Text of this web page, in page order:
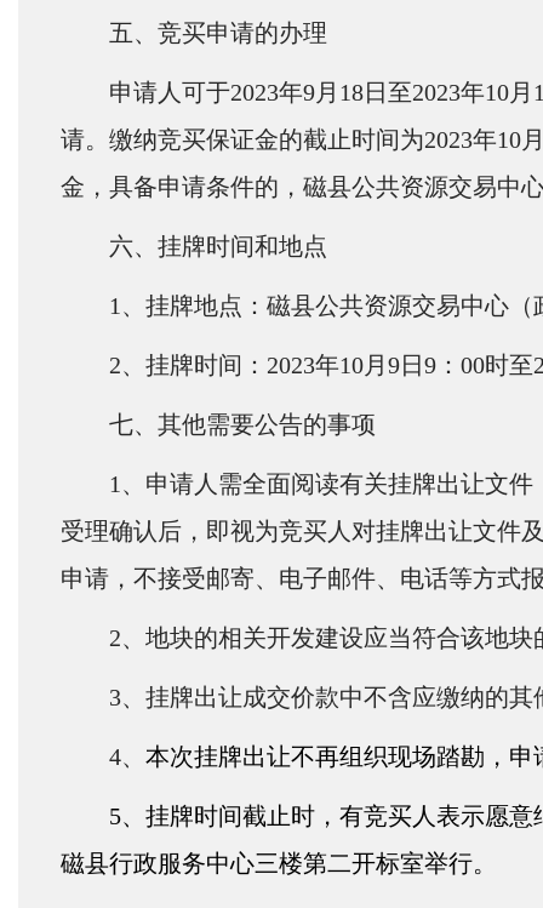
五、竞买申请的办理
申请人可于2023年9月18日至2023年10
请。缴纳竞买保证金的截止时间为2023年10
金，具备申请条件的，磁县公共资源交易中
六、挂牌时间和地点
1 、挂牌地点：磁县公共资源交易中心
2、挂牌时间：2023年10月9日9：00时至
七、其他需要公告的事项
1 、申请人需全面阅读有关挂牌出让文件
受理确认后，即视为竞买人对挂牌出让文件
申请，不接受邮寄、电子邮件、电话等方式
2、地块的相关开发建设应当符合该地
3、挂牌出让成交价款中不含应缴纳的其
4、 本次挂牌出让不再组织现场踏勘，申
5、挂牌时间截止时，有竞买人表示愿
磁县行政服务中心三楼第二开标室举行。